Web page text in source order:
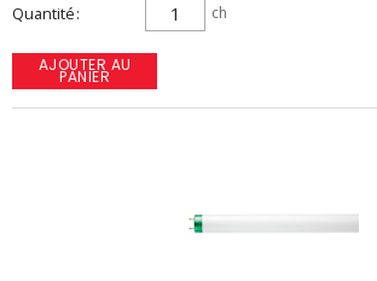
Quantité ch
AJOUTER AU
PANIER